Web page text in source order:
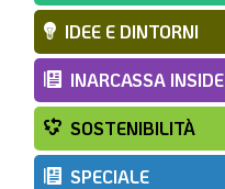
IDEE E DINTORNI
INARCASSA INSIDE
SOSTENIBILITÀ
SPECIALE